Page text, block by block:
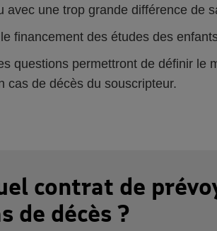
avec une trop grande différence de
financement des études des
questions permettront de définir le
cas de décès du souscripteur.
contrat de
de décès ?